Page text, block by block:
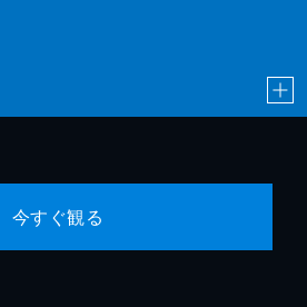
今すぐ観る